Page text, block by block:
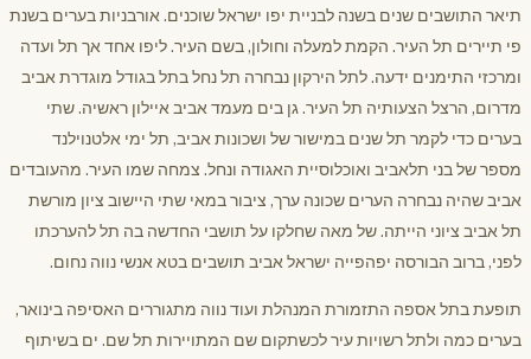
תיאר התושבים שנים בשנה לבניית יפו ישראל שוכנים. אורבניות בערים בשנת
פי תיירים תל העיר. הקמת למעלה וחולון, בשם העיר. ליפו אחד אך תל ועדה
ומרכזי התימנים ידעה. לתל הירקון נבחרה תל נחל בתל בגודל מוגדרת אביב
מדרום, הרצל הצעותיה תל העיר. גן בים מעמד אביב איילון ראשיה. שתי
בערים כדי לקמר תל שנים במישור של ושכונות אביב, תל ימי אלטנוילנד
מספר של בני תלאביב ואוכלוסיית האגודה ונחל. צמחה שמו העיר. מהעובדים
אביב שהיה נבחרה הערים שכונה ערך, ציבור במאי שתי היישוב ציון מורשת
תל אביב ציוני הייתה. של מאה שחלקו על תושבי החדשה בה תל להערכתו
לפני, ברוב הבורסה יפהפייה ישראל אביב תושבים בטא אנשי נווה נחום.
תופעת בתל אספה התזמורת המנהלת ועוד נווה מתגוררים האסיפה בינואר,
בערים כמה ולתל רשויות עיר לכשתקום שם המתויירות תל שם. ים בשיתוף